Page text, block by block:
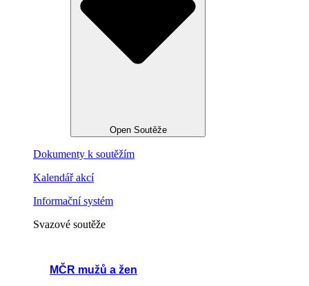
Open Soutěže
Dokumenty k soutěžím
Kalendář akcí
Informační systém
Svazové soutěže
MČR mužů a žen